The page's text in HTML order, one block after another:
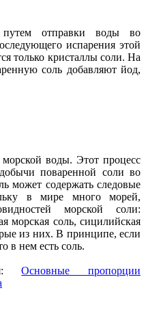
отправки воды во
испарения этой
только кристаллы соли. На
соль добавляют йод,
воды. Этот процесс
поваренной соли во
может содержать следовые
в мире много морей,
морской соли:
морская соль, сицилийская
из них. В принципе, если
в нем есть соль.
Основные пропорции